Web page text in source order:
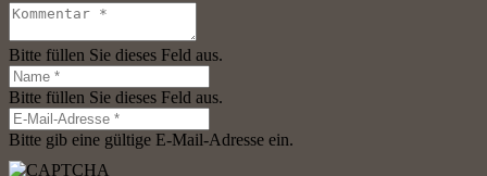
Bitte füllen Sie dieses Feld aus.
Bitte füllen Sie dieses Feld aus.
Bitte gib eine gültige E-Mail-Adresse ein.